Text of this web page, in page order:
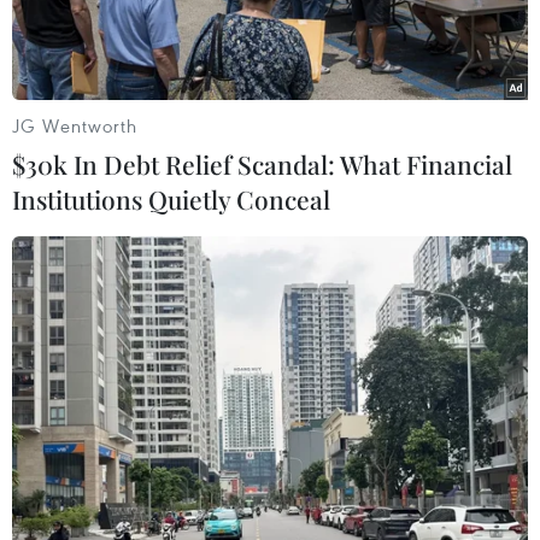
Vận chuyển gạo cứu trợ cho người dân. (Ảnh minh hoạ: Thái
Sơn/TTXVN)
Ngày 26/10, Bộ Lao động-Thương binh và Xã hội
đã có tờ trình gửi Thủ tướng Chính phủ về việc
JG Wentworth
$30k In Debt Relief Scandal: What Financial
Institutions Quietly Conceal